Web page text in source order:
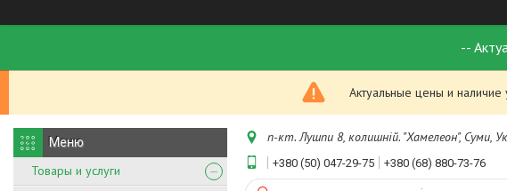
--
Актуальные цены и
Товары и услуги
п-кт. Лушпи 8, колишній. "Хамелеон", Суми,
+380 (50) 047-29-75 +380 (68) 880-73-76